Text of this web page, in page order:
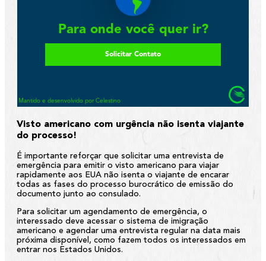
Visto americano com urgência não isenta viajante
do processo!
É importante reforçar que solicitar uma entrevista de
emergência para emitir o visto americano para viajar
rapidamente aos EUA não isenta o viajante de encarar
todas as fases do processo burocrático de emissão do
documento junto ao consulado.
Para solicitar um agendamento de emergência, o
interessado deve acessar o sistema de imigração
americano e agendar uma entrevista regular na data mais
próxima disponível, como fazem todos os interessados em
entrar nos Estados Unidos.